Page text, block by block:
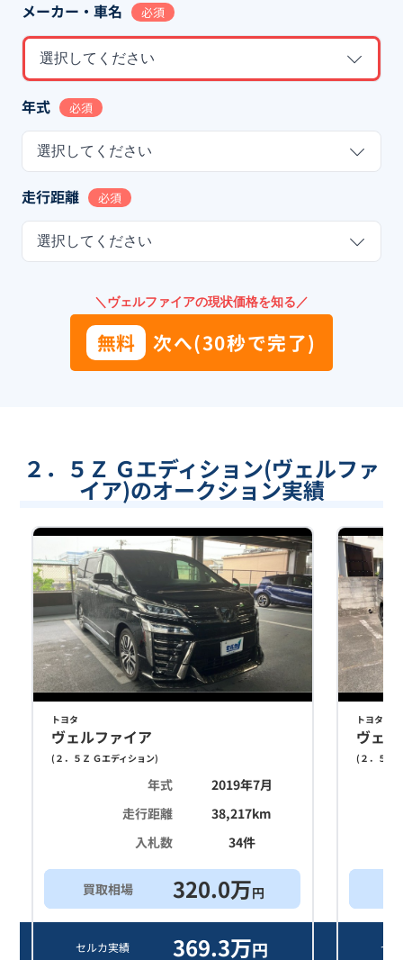
メーカー・車名 必須
選択してください
年式 必須
選択してください
走行距離 必須
選択してください
＼ヴェルファイアの現状価格を知る／
無料 次へ(30秒で完了)
２．５Ｚ Ｇエディション(ヴェルファ
イア)のオークション実績
トヨタ
ヴェルファイア
( ２．５Ｚ Ｇエディション)
年式
2019年7月
走行距離
38,217km
入札数
34件
買取相場 320.0万円
セルカ実績 369.3万円
トヨタ
ヴェ
( ２．５Ｚ
セ